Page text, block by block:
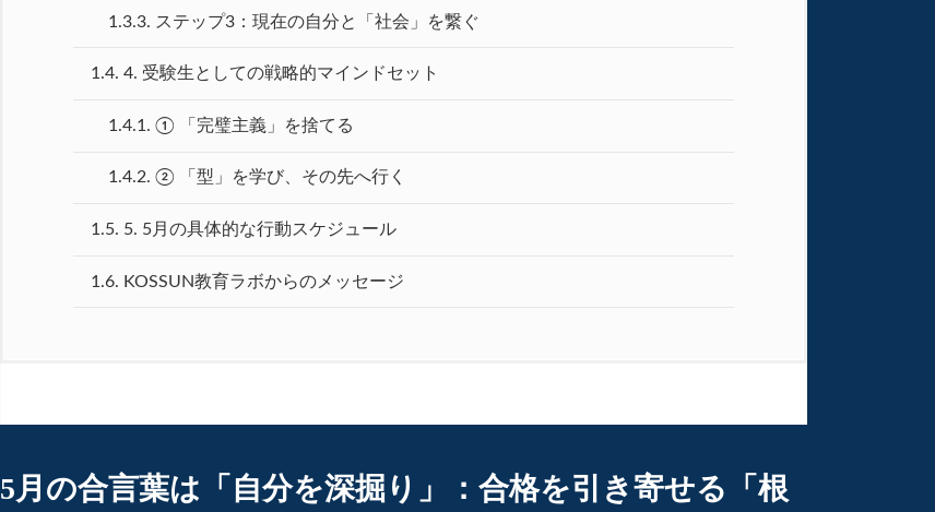
1.3.3. ステップ3：現在の自分と「社会」を繋ぐ
1.4. 4. 受験生としての戦略的マインドセット
1.4.1. ① 「完璧主義」を捨てる
1.4.2. ② 「型」を学び、その先へ行く
1.5. 5. 5月の具体的な行動スケジュール
1.6. KOSSUN教育ラボからのメッセージ
5月の合言葉は「自分を深掘り」：合格を引き寄せる「根